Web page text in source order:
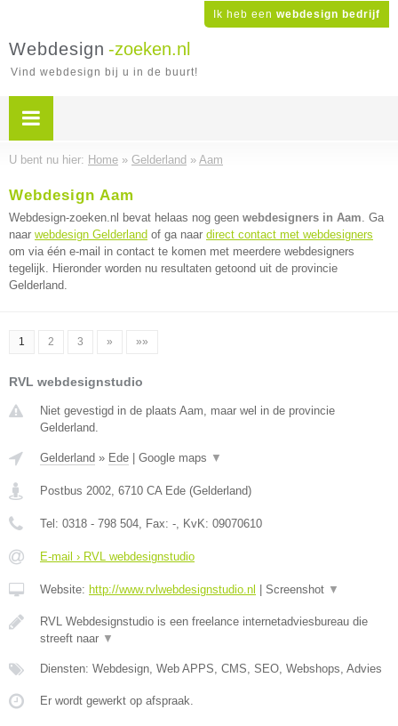
Ik heb een webdesign bedrijf
Webdesign -zoeken.nl
Vind webdesign bij u in de buurt!
U bent nu hier: Home » Gelderland » Aam
Webdesign Aam
Webdesign-zoeken.nl bevat helaas nog geen webdesigners in Aam. Ga
naar webdesign Gelderland of ga naar direct contact met webdesigners
om via één e-mail in contact te komen met meerdere webdesigners
tegelijk. Hieronder worden nu resultaten getoond uit de provincie
Gelderland.
1 2 3 » »»
RVL webdesignstudio
Niet gevestigd in de plaats Aam, maar wel in de provincie
Gelderland.
Gelderland » Ede Google maps ▼
Postbus 2002, 6710 CA Ede (Gelderland)
Tel: 0318 - 798 504, Fax: -, KvK: 09070610
E-mail › RVL webdesignstudio
Website: http://www.rvlwebdesignstudio.nl Screenshot ▼
RVL Webdesignstudio is een freelance internetadviesbureau die
streeft naar ▼
Diensten: Webdesign, Web APPS, CMS, SEO, Webshops, Advies
Er wordt gewerkt op afspraak.